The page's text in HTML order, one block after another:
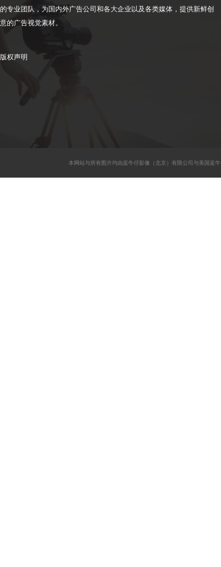
的专业团队，为国内外广告公司和各大企业以及各类媒体，提供新鲜创
意的广告视觉素材。
版权声明
本网站与所有图片均由蓝牛仔影像（北京）有限公司与美国蓝